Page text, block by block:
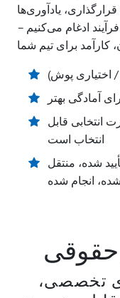
یادآوری‌ها
ادغام می‌کنیم –
/ اختیاری پوش)
آمادگی بهتر
انتخابی قابل
انتخاب است
شده، منتقل
شده، انجام شده
تخصصی،